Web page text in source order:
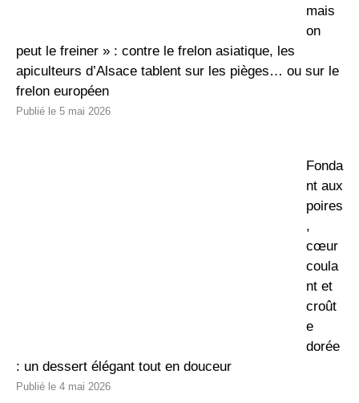
mais
on
peut le freiner » : contre le frelon asiatique, les
apiculteurs d’Alsace tablent sur les pièges… ou sur le
frelon européen
5 mai 2026
Fonda
nt aux
poires
,
cœur
coula
nt et
croût
e
dorée
: un dessert élégant tout en douceur
4 mai 2026